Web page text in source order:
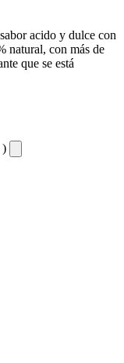
acido y dulce con
natural, con más de
que se está
)